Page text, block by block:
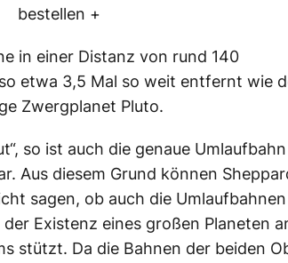
bestellen +
in einer Distanz von rund 140
etwa 3,5 Mal so weit entfernt wie
Zwergplanet Pluto.
so ist auch die genaue
Aus diesem Grund können
sagen, ob auch die
Existenz eines großen Planeten
stützt. Da die Bahnen der beiden